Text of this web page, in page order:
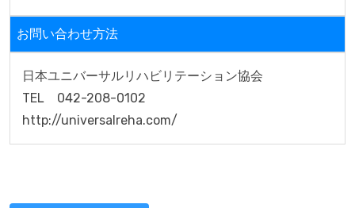
お問い合わせ方法
日本ユニバーサルリハビリテーション協会
TEL　042-208-0102
http://universalreha.com/